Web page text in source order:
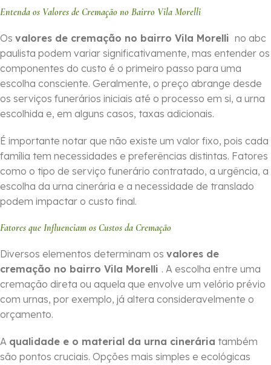
Entenda os Valores de Cremação no Bairro Vila Morelli
Os valores de cremação no bairro Vila Morelli no abc
paulista podem variar significativamente, mas entender os
componentes do custo é o primeiro passo para uma
escolha consciente. Geralmente, o preço abrange desde
os serviços funerários iniciais até o processo em si, a urna
escolhida e, em alguns casos, taxas adicionais.
É importante notar que não existe um valor fixo, pois cada
família tem necessidades e preferências distintas. Fatores
como o tipo de serviço funerário contratado, a urgência, a
escolha da urna cinerária e a necessidade de translado
podem impactar o custo final.
Fatores que Influenciam os Custos da Cremação
Diversos elementos determinam os valores de
cremação no bairro Vila Morelli . A escolha entre uma
cremação direta ou aquela que envolve um velório prévio
com urnas, por exemplo, já altera consideravelmente o
orçamento.
A qualidade e o material da urna cinerária também
são pontos cruciais. Opções mais simples e ecológicas